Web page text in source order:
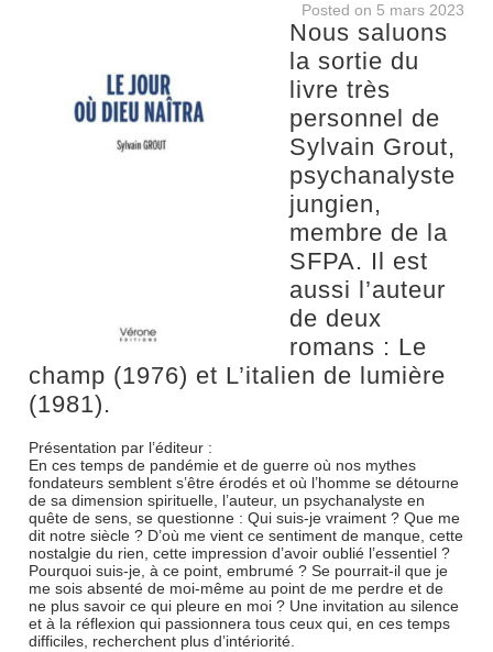
Posted on 5 mars 2023
Nous saluons
la sortie du
livre très
personnel de
Sylvain Grout,
psychanalyste
jungien,
membre de la
SFPA. Il est
aussi l’auteur
de deux
romans : Le
champ (1976) et L’italien de lumière
(1981).
Présentation par l’éditeur :
En ces temps de pandémie et de guerre où nos mythes
fondateurs semblent s’être érodés et où l’homme se détourne
de sa dimension spirituelle, l’auteur, un psychanalyste en
quête de sens, se questionne : Qui suis-je vraiment ? Que me
dit notre siècle ? D’où me vient ce sentiment de manque, cette
nostalgie du rien, cette impression d’avoir oublié l’essentiel ?
Pourquoi suis-je, à ce point, embrumé ? Se pourrait-il que je
me sois absenté de moi-même au point de me perdre et de
ne plus savoir ce qui pleure en moi ? Une invitation au silence
et à la réflexion qui passionnera tous ceux qui, en ces temps
difficiles, recherchent plus d’intériorité.